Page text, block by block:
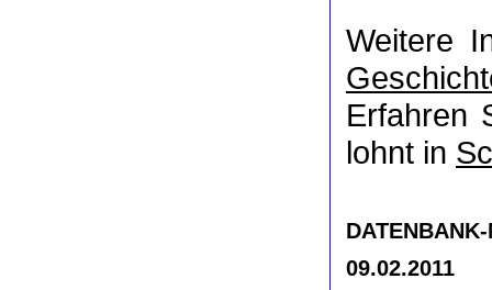
Weitere
Erfahren
lohnt in
09.02.2011